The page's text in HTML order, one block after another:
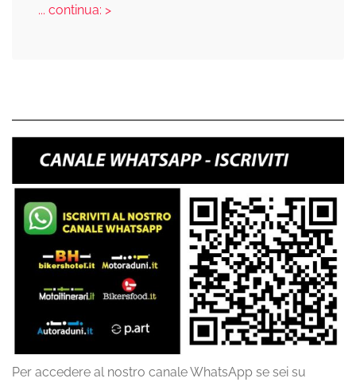
... continua: >
Per accedere al nostro canale WhatsApp se sei su